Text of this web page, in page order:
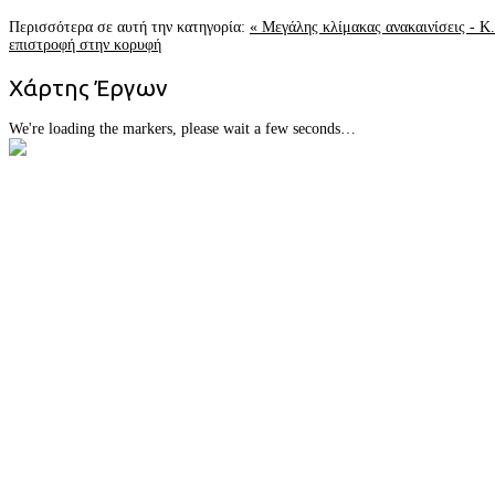
Περισσότερα σε αυτή την κατηγορία: « Μεγάλης κλίμακας ανακαινίσεις -
επιστροφή στην κορυφή
Χάρτης Έργων
We're loading the markers, please wait a few seconds…